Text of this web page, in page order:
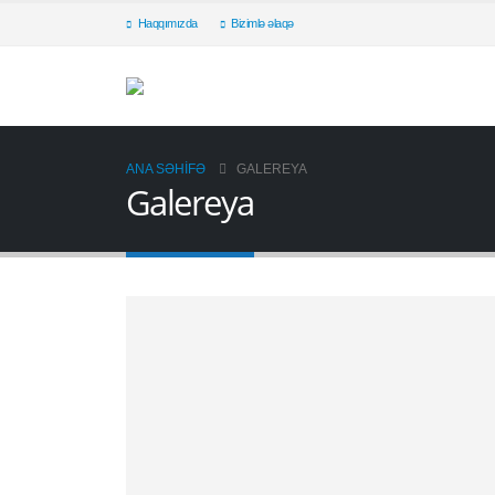
Haqqımızda Bizimlə əlaqə
ANA SƏHIFƏ GALEREYA
Galereya